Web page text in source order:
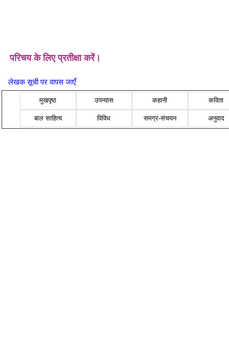
परिचय के लिए प्रतीक्षा करें।
लेखक सूची पर वापस जाएँ
मुखपृष्ठ उपन्यास कहानी कविता
बाल साहित्य विविध समग्र-संचयन अनुवाद